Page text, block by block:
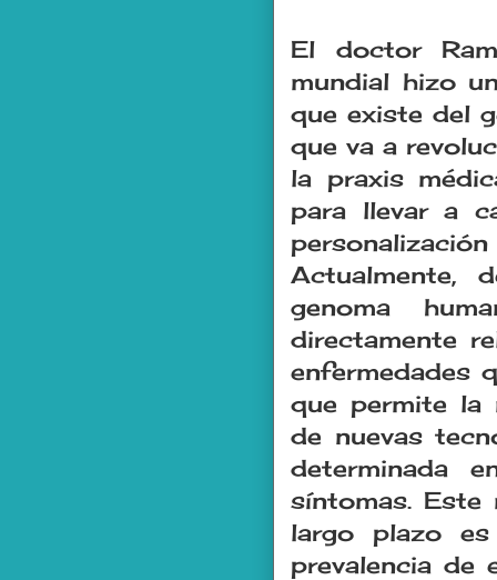
El doctor
mundial hizo
que existe del
que va a
la praxis
para llevar a
genoma
directamente
enfermedades
que permite la
de nuevas
determinada
síntomas. Este
largo plazo es
prevalencia de